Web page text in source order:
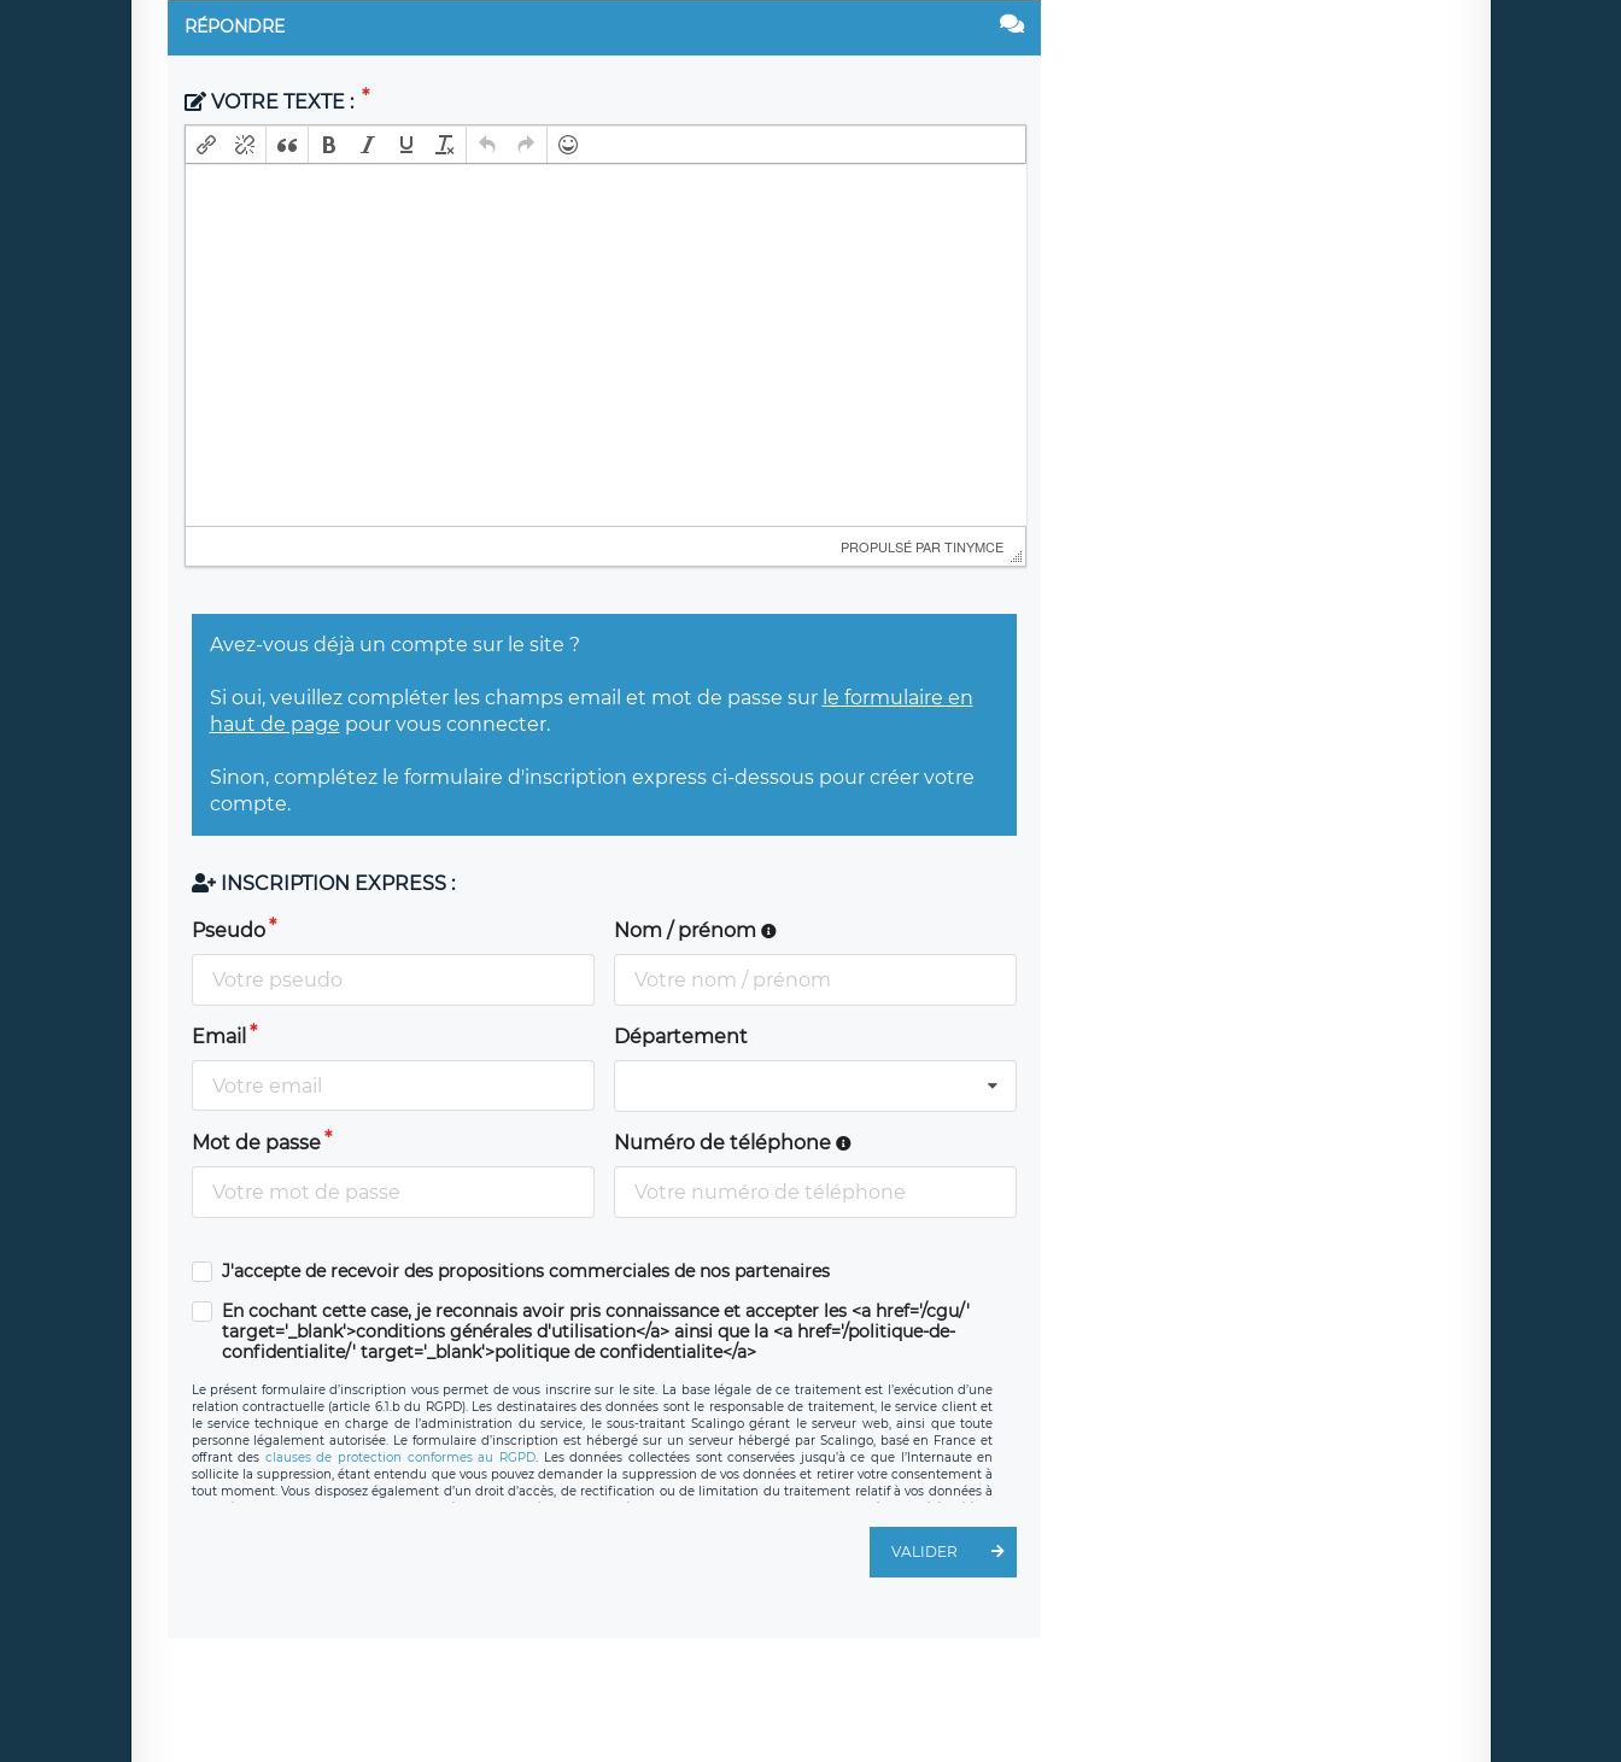
RÉPONDRE
VOTRE TEXTE :
PROPULSÉ PAR TINYMCE
Avez-vous déjà un compte sur le site ?
Si oui, veuillez compléter les champs email et mot de passe sur le formulaire en
haut de page pour vous connecter.
Sinon, complétez le formulaire d'inscription express ci-dessous pour créer votre
compte.
INSCRIPTION EXPRESS :
Pseudo Nom / prénom
Email Département
Mot de passe Numéro de téléphone
J'accepte de recevoir des propositions commerciales de nos partenaires
En cochant cette case, je reconnais avoir pris connaissance et accepter les <a href='/cgu/'
target='_blank'>conditions générales d'utilisation</a> ainsi que la <a href='/politique-de-
confidentialite/' target='_blank'>politique de confidentialite</a>
Le présent formulaire d’inscription vous permet de vous inscrire sur le site. La base légale de ce traitement est l’exécution d’une
relation contractuelle (article 6.1.b du RGPD). Les destinataires des données sont le responsable de traitement, le service client et
le service technique en charge de l’administration du service, le sous-traitant Scalingo gérant le serveur web, ainsi que toute
personne légalement autorisée. Le formulaire d’inscription est hébergé sur un serveur hébergé par Scalingo, basé en France et
offrant des clauses de protection conformes au RGPD. Les données collectées sont conservées jusqu’à ce que l’Internaute en
sollicite la suppression, étant entendu que vous pouvez demander la suppression de vos données et retirer votre consentement à
tout moment. Vous disposez également d’un droit d’accès, de rectification ou de limitation du traitement relatif à vos données à
caractère personnel, ainsi que d’un droit à la portabilité de vos données. Vous pouvez exercer ces droits auprès du délégué à la
protection des données de LÉGAVOX qui exerce au siège social de LÉGAVOX et est joignable à l’adresse mail suivante :
joignable à l’adresse mail : responsabledetraitement@legavox.fr. Vous avez également le droit d’introduire une réclamation
VALIDER